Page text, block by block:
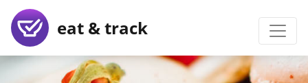
eat & track